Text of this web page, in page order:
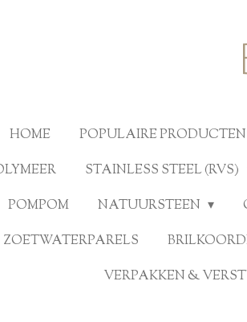
HOME POPULAIRE PRODUCTEN
STAINLESS STEEL (RVS)
POMPOM
NATUURSTEEN
ZOETWATERPARELS
VERPAKKEN &